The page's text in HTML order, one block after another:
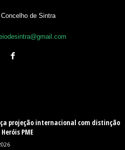
de Sintra
projeção internacional com distinção
PME